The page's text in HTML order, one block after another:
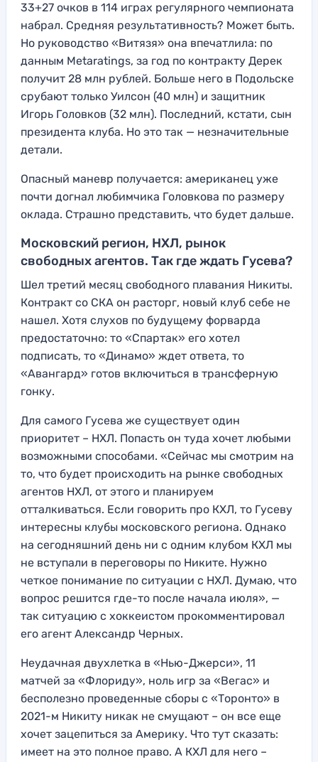
33+27 очков в 114 играх регулярного чемпионата
набрал. Средняя результативность? Может быть.
Но руководство «Витязя» она впечатлила: по
данным Metaratings, за год по контракту Дерек
получит 28 млн рублей. Больше него в Подольске
срубают только Уилсон (40 млн) и защитник
Игорь Головков (32 млн). Последний, кстати, сын
президента клуба. Но это так — незначительные
детали.
Опасный маневр получается: американец уже
почти догнал любимчика Головкова по размеру
оклада. Страшно представить, что будет дальше.
Московский регион, НХЛ, рынок
свободных агентов. Так где ждать Гусева?
Шел третий месяц свободного плавания Никиты.
Контракт со СКА он расторг, новый клуб себе не
нашел. Хотя слухов по будущему форварда
предостаточно: то «Спартак» его хотел
подписать, то «Динамо» ждет ответа, то
«Авангард» готов включиться в трансферную
гонку.
Для самого Гусева же существует один
приоритет – НХЛ. Попасть он туда хочет любыми
возможными способами. «Сейчас мы смотрим на
то, что будет происходить на рынке свободных
агентов НХЛ, от этого и планируем
отталкиваться. Если говорить про КХЛ, то Гусеву
интересны клубы московского региона. Однако
на сегодняшний день ни с одним клубом КХЛ мы
не вступали в переговоры по Никите. Нужно
четкое понимание по ситуации с НХЛ. Думаю, что
вопрос решится где-то после начала июля», —
так ситуацию с хоккеистом прокомментировал
его агент Александр Черных.
Неудачная двухлетка в «Нью-Джерси», 11
матчей за «Флориду», ноль игр за «Вегас» и
бесполезно проведенные сборы с «Торонто» в
2021-м Никиту никак не смущают – он все еще
хочет зацепиться за Америку. Что тут сказать:
имеет на это полное право. А КХЛ для него –